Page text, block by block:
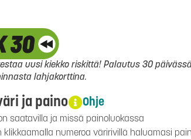
uusi kiekko riskittä! Palautus 30
lahjakorttina.
ja paino Ohje
saatavilla ja missä painoluokassa
klikkaamalla numeroa väririvillä haluamasi